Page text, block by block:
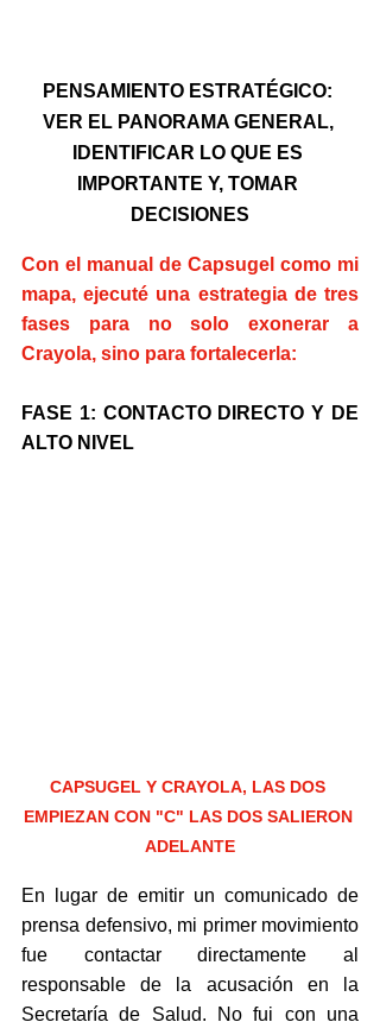
PENSAMIENTO ESTRATÉGICO:
VER EL PANORAMA GENERAL,
IDENTIFICAR LO QUE ES
IMPORTANTE Y, TOMAR
DECISIONES
Con el manual de Capsugel como mi
mapa, ejecuté una estrategia de tres
fases para no solo exonerar a
Crayola, sino para fortalecerla:
FASE 1: CONTACTO DIRECTO Y DE
ALTO NIVEL
CAPSUGEL Y CRAYOLA, LAS DOS
EMPIEZAN CON "C" LAS DOS SALIERON
ADELANTE
En lugar de emitir un comunicado de
prensa defensivo, mi primer movimiento
fue contactar directamente al
responsable de la acusación en la
Secretaría de Salud. No fui con una